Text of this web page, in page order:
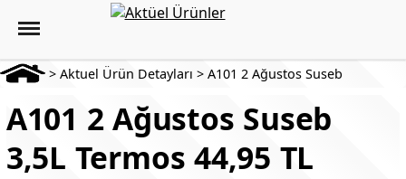
> Aktuel Ürün Detayları > A101 2 Ağustos Suseb
A101 2 Ağustos Suseb
3,5L Termos 44,95 TL